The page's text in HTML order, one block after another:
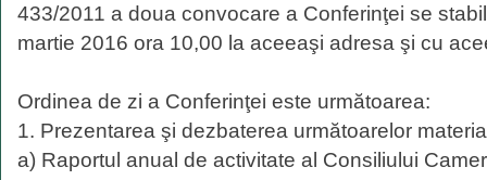
433/2011 a doua convocare a Conferinţei se
martie 2016 ora 10,00 la aceeaşi adresa şi cu
Ordinea de zi a Conferinţei este următoarea:
1. Prezentarea şi dezbaterea următoarelor
a) Raportul anual de activitate al Consiliului